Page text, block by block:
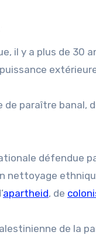
il y a plus de 30
paraître banal,
défendue
nettoyage
apartheid, de
de la